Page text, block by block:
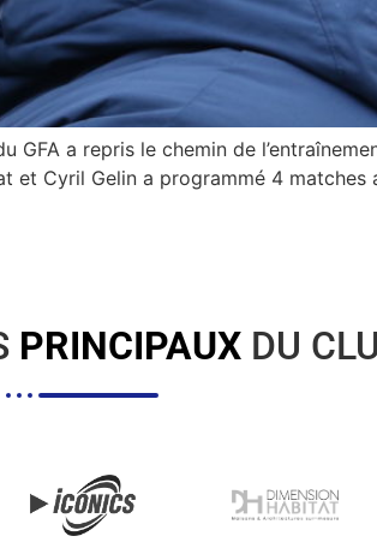
GFA a repris le chemin de
Cyril Gelin a programmé 4 matches
PRINCIPAUXDU